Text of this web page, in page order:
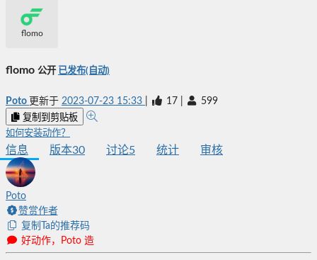
flomo
flomo 公开 已发布(自动)
Poto 更新于 2023-07-23 15:33 17 599
复制到剪贴板
如何安装动作？
信息 版本30 讨论5 统计 审核
Poto
赞赏作者
复制Ta的推荐码
好动作，Poto 造